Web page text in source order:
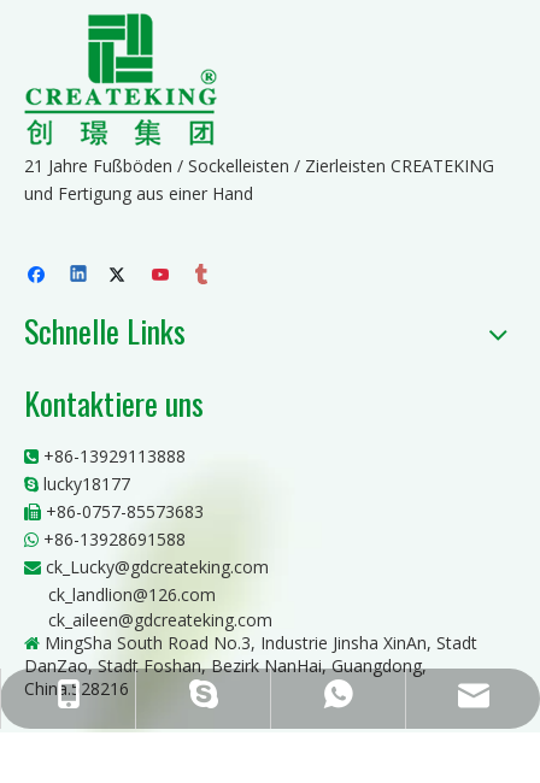
21 Jahre Fußböden / Sockelleisten / Zierleisten CREATEKING
und Fertigung aus einer Hand
+86-13929113888
+86-13928691588
ck_Lucky@gdcreateking.com
Schnelle Links
Kontaktiere uns
 +86-13929113888
 lucky18177
 +86-0757-85573683
 +86-13928691588
 ck_Lucky@gdcreateking.com
ck_landlion@126.com
ck_aileen@gdcreateking.com
 MingSha South Road No.3, Industrie Jinsha XinAn, Stadt
DanZao, Stadt Foshan, Bezirk NanHai, Guangdong,
China.528216